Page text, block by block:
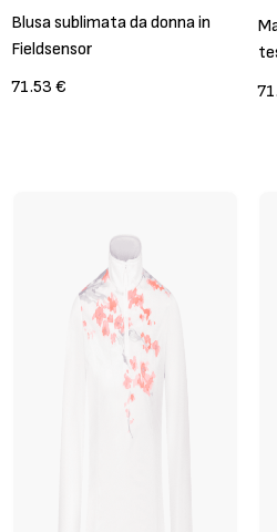
Blusa sublimata da donna in
Fieldsensor
71.53 €